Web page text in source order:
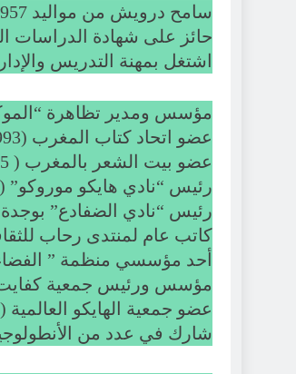
سامح درويش من مواليد 1957 بمنتزه تكفايت بإقليم جرادة.
حائز على شهادة الدراسات
اشتغل بمهنة التدريس
مؤسس ومدير تظاهرة “الموكب
عضو اتحاد كتاب المغرب (1993) .
عضو بيت الشعر بالمغرب ( 2015) .
رئيس “نادي هايكو موروكو” ( 2019) .
رئيس “نادي الضفادع” بوجدة
كاتب عام لمنتدى رحاب للثقافة
أحد مؤسسي منظمة ” الفضاء
مؤسس ورئيس جمعية كفايت
عضو جمعية الهايكو العالمية ( 2017).
شارك في عدد من